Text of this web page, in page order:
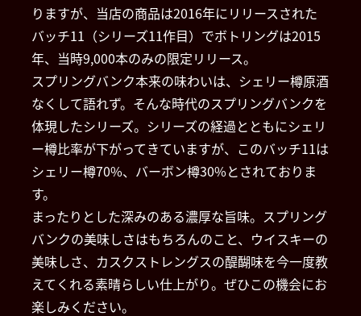
りますが、当店の商品は2016年にリリースされた
バッチ11（シリーズ11作目）でボトリングは2015
年、当時9,000本のみの限定リリース。
スプリングバンク本来の味わいは、シェリー樽原酒
なくして語れず。そんな時代のスプリングバンクを
体現したシリーズ。シリーズの経過とともにシェリ
ー樽比率が下がってきていますが、このバッチ11は
シェリー樽70%、バーボン樽30%とされておりま
す。
まったりとした深みのある濃厚な旨味。スプリング
バンクの美味しさはもちろんのこと、ウイスキーの
美味しさ、カスクストレングスの醍醐味を今一度教
えてくれる素晴らしい仕上がり。ぜひこの機会にお
楽しみください。